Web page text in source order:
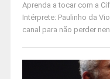
Aprenda a tocar com a
Intérprete: Paulinho da
canal para não perder